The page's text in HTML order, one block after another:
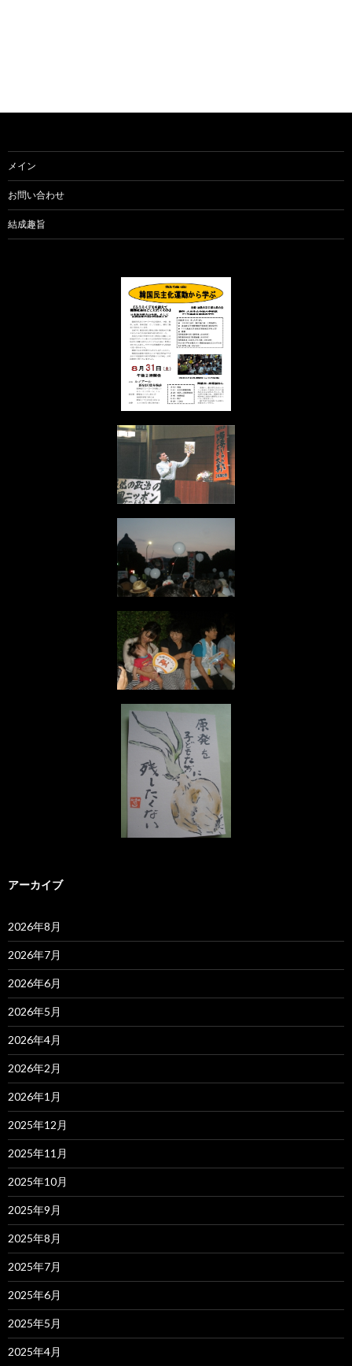
メイン
お問い合わせ
結成趣旨
アーカイブ
2026年8月
2026年7月
2026年6月
2026年5月
2026年4月
2026年2月
2026年1月
2025年12月
2025年11月
2025年10月
2025年9月
2025年8月
2025年7月
2025年6月
2025年5月
2025年4月